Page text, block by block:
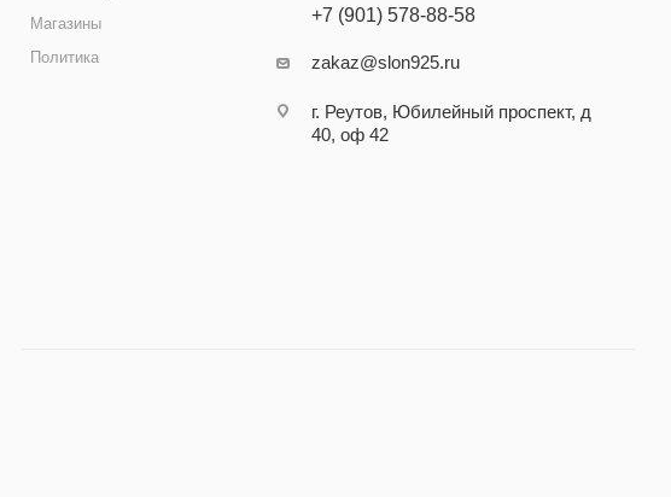
Магазины
Политика
+7 (901) 578-88-58
zakaz@slon925.ru
г. Реутов, Юбилейный проспект, д
40, оф 42